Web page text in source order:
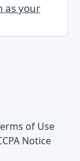
as your
of Use
Notice